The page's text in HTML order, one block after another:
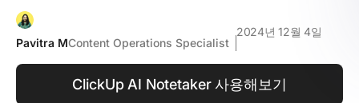
Pavitra MContent Operations Specialist
2024년 12월 4일
ClickUp AI Notetaker 사용해보기